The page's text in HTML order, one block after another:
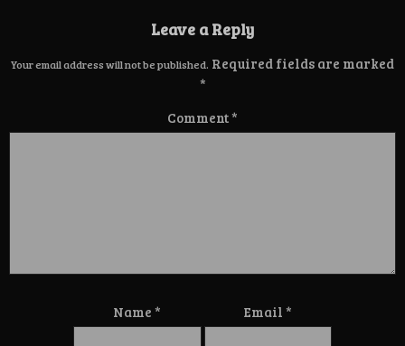
Leave a Reply
Your email address will not be published. Required fields are marked
*
Comment*
Name* Email *